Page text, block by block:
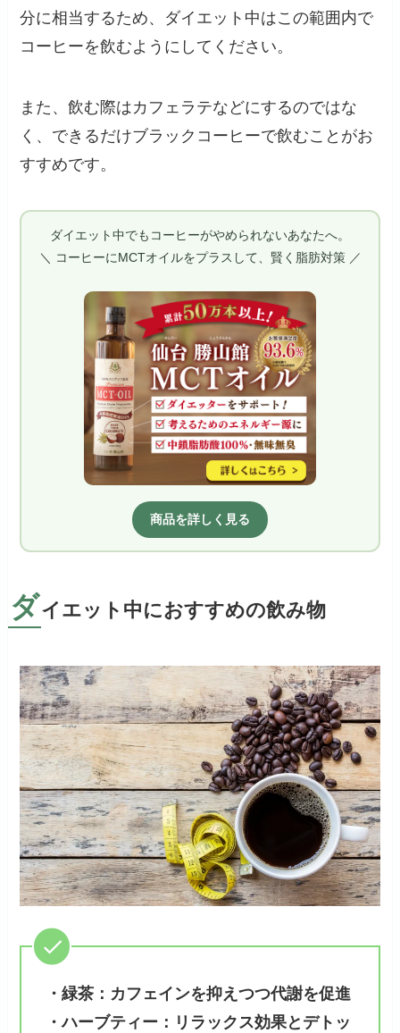
分に相当するため、ダイエット中はこの範囲内で
コーヒーを飲むようにしてください。
また、飲む際はカフェラテなどにするのではな
く、できるだけブラックコーヒーで飲むことがお
すすめです。
ダイエット中でもコーヒーがやめられないあなたへ。
＼ コーヒーにMCTオイルをプラスして、賢く脂肪対策 ／
商品を詳しく見る
ダイエット中におすすめの飲み物
・緑茶：カフェインを抑えつつ代謝を促進
・ハーブティー：リラックス効果とデトッ